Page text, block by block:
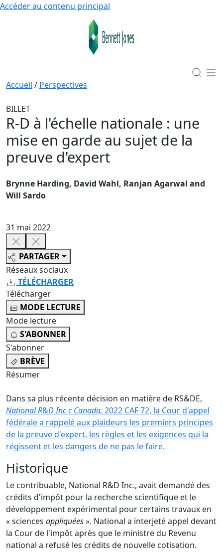
Accéder au contenu principal
Accueil / Perspectives
BILLET
R-D à l'échelle nationale : une
mise en garde au sujet de la
preuve d'expert
Brynne Harding, David Wahl, Ranjan Agarwal and
Will Sardo
31 mai 2022
PARTAGER
Réseaux sociaux
TÉLÉCHARGER
Télécharger
MODE LECTURE
Mode lecture
S'ABONNER
S'abonner
BRÈVE
Résumer
Dans sa plus récente décision en matière de RS&DE,
National R&D Inc c Canada, 2022 CAF 72, la Cour d'appel
fédérale a rappelé aux plaideurs les premiers principes
de la preuve d'expert, les règles et les exigences qui la
régissent et les dangers de ne pas le faire.
Historique
Le contribuable, National R&D Inc., avait demandé des
crédits d'impôt pour la recherche scientifique et le
développement expérimental pour certains travaux en
« sciences appliquées». National a interjeté appel devant
la Cour de l'impôt après que le ministre du Revenu
national a refusé les crédits de nouvelle cotisation.